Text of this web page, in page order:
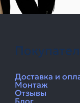
Доставка и
Монтаж
Отзывы
Блог